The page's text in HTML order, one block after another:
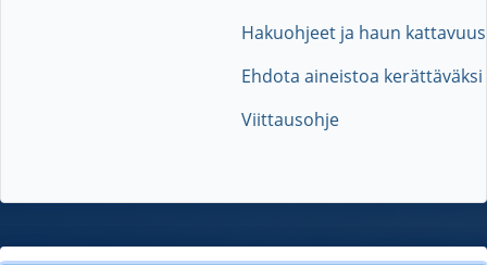
Hakuohjeet ja haun kattavuus
Ehdota aineistoa kerättäväksi
Viittausohje